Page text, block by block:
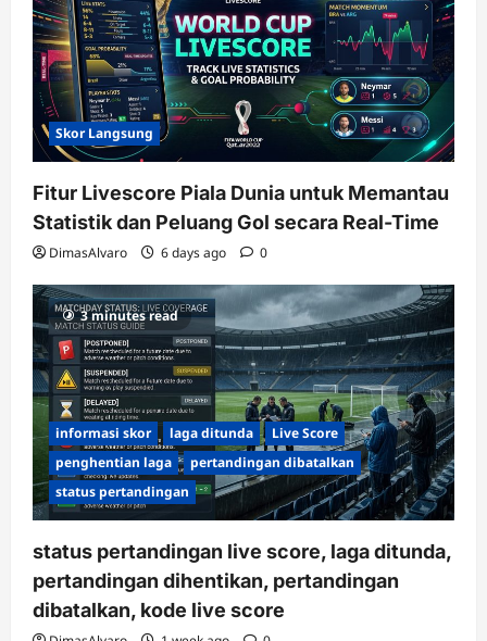
Skor Langsung
Fitur Livescore Piala Dunia untuk Memantau
Statistik dan Peluang Gol secara Real-Time
DimasAlvaro 6 days ago 0
3 minutes read
informasi skor laga ditunda
Live Score
penghentian laga
pertandingan dibatalkan
status pertandingan
status pertandingan live score, laga ditunda,
pertandingan dihentikan, pertandingan
dibatalkan, kode live score